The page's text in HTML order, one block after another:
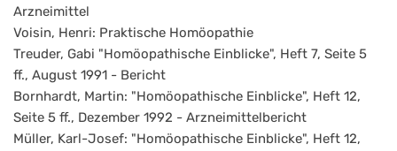
Arzneimittel
Voisin, Henri: Praktische Homöopathie
Treuder, Gabi "Homöopathische Einblicke", Heft 7, Seite 5
ff., August 1991 - Bericht
Bornhardt, Martin: "Homöopathische Einblicke", Heft 12,
Seite 5 ff., Dezember 1992 - Arzneimittelbericht
Müller, Karl-Josef: "Homöopathische Einblicke", Heft 12,